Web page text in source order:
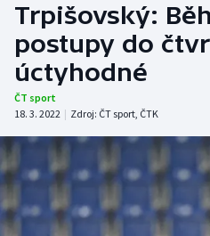
Hokej
Tenis
Atletika
Cyklistika
DALŠÍ SPORTY
Trpišovský:
postupy do
úctyhodné
ČT sport
18. 3. 2022 | Zdroj: ČT sport, ČTK